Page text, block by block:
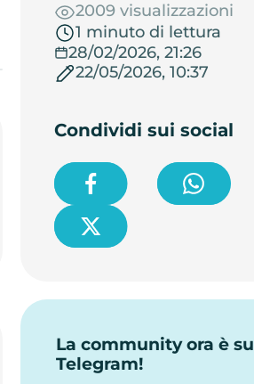
2009 visualizzazioni
1 minuto di lettura
28/02/2026, 21:26
22/05/2026, 10:37
Condividi sui social
La community ora è su
Telegram!